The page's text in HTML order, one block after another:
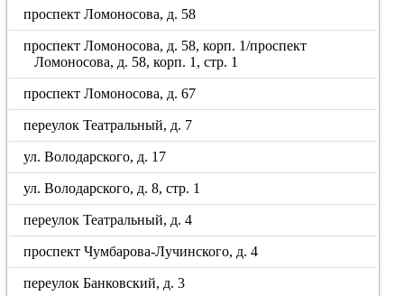
проспект Ломоносова, д. 58
проспект Ломоносова, д. 58, корп. 1/проспект
Ломоносова, д. 58, корп. 1, стр. 1
проспект Ломоносова, д. 67
переулок Театральный, д. 7
ул. Володарского, д. 17
ул. Володарского, д. 8, стр. 1
переулок Театральный, д. 4
проспект Чумбарова-Лучинского, д. 4
переулок Банковский, д. 3